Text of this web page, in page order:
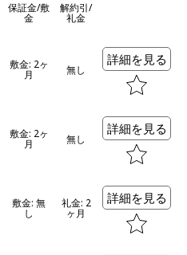
保証金/敷
金
解約引/
礼金
敷金: 2ヶ
月 無し
詳細を見る
敷金: 2ヶ
月 無し
詳細を見る
敷金: 無
し
礼金: 2
ヶ月
詳細を見る